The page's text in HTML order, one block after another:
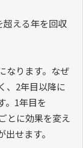
超える年を回収
なります。なぜ
、2年目以降に
。1年目を
とに効果を変え
せます。